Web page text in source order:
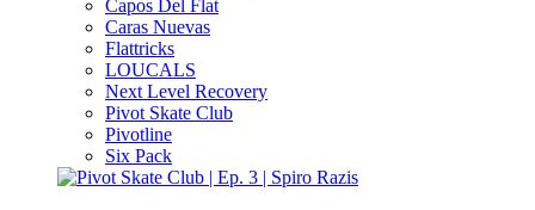
Capos Del Flat
Caras Nuevas
Flattricks
LOUCALS
Next Level Recovery
Pivot Skate Club
Pivotline
Six Pack